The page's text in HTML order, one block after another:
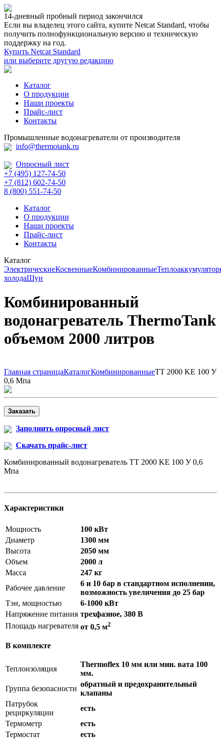
14-дневный пробный период закончился
Если вы владелец этого сайта, купите Netcat Standard, чтобы
получить полнофункциональную версию и техническую
поддержку на год.
Купить Netcat Standard
или выберите другую редакцию
Каталог
О продукции
Наши проекты
Прайс-лист
Контакты
Промышленные водонагреватели от производителя
info@thermotank.ru
Опросный лист
+7 (495) 127-74-50
+7 (812) 602-74-50
8 (800) 551-74-50
Каталог
О продукции
Наши проекты
Прайс-лист
Контакты
Каталог
ЭлектрическиеКосвенныеКомбинированные
холодаШун
Комбинированный
водонагреватель ThermoTank
объемом 2000 литров
Главная страницаКаталогКомбинированныеТТ 2000 KE 100 У
0,6 Мпа
Заказать
Заполнить опросный лист
Скачать прайс-лист
Комбинированный водонагреватель ТТ 2000 KE 100 У 0,6
Мпа
Характеристики
Мощность
100 кВт
Диаметр
1300 мм
Высота
2050 мм
Объем
2000 л
Масса
247 кг
Рабочее давление
6 и 10 бар в стандартном исполнении,
возможность увеличения до 25 бар
Тэн, мощностью
6-1000 кВт
Напряжение питания трехфазное, 380 В
Площадь нагревателя от 0,5 м2
В комплекте
Теплоизоляция
Thermoflex 10 мм или мин. вата 100
мм.
Группа безопасности
обратный и предохранительный
клапаны
Патрубок
рециркуляции
есть
Термометр
есть
Термостат
есть